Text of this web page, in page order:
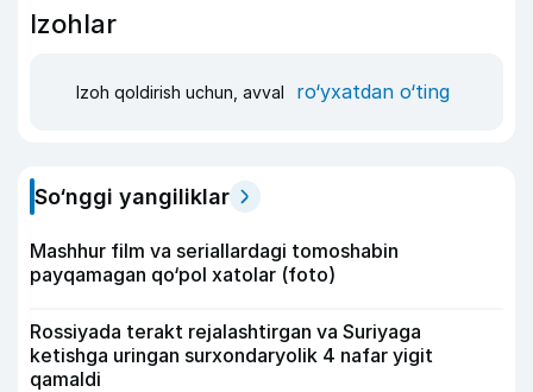
Izohlar
Izoh qoldirish uchun, avval ro‘yxatdan o‘ting
So‘nggi yangiliklar
Mashhur film va seriallardagi tomoshabin
payqamagan qo‘pol xatolar (foto)
Rossiyada terakt rejalashtirgan va Suriyaga
ketishga uringan surxondaryolik 4 nafar yigit
qamaldi